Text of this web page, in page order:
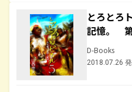
とろとろ
記憶。
D-Books
2018.07.26